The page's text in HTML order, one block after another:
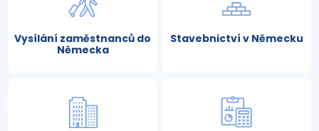
Vysílání zaměstnanců do
Německa
Stavebnictví v Německu